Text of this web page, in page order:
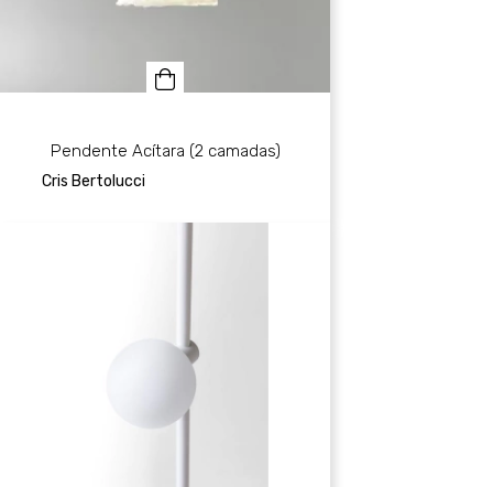
Pendente Acítara (2 camadas)
Cris Bertolucci